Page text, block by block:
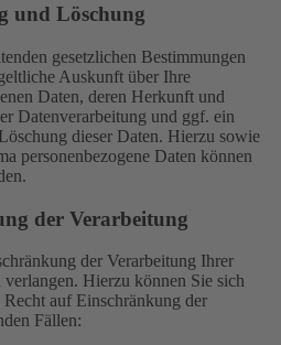
und Löschung
gesetzlichen Bestimmungen
Auskunft über Ihre
Daten, deren Herkunft und
Datenverarbeitung und ggf. ein
dieser Daten. Hierzu sowie
personenbezogene Daten können
der Verarbeitung
der Verarbeitung Ihrer
verlangen. Hierzu können Sie sich
auf Einschränkung der
Fällen: